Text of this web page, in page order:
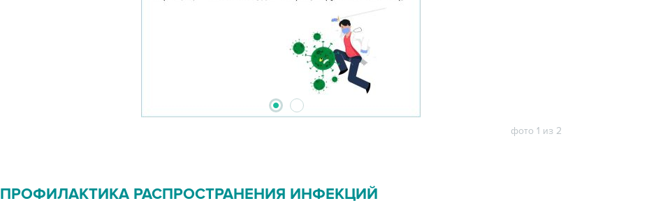
фото 1 из 2
ПРОФИЛАКТИКА РАСПРОСТРАНЕНИЯ ИНФЕКЦИЙ